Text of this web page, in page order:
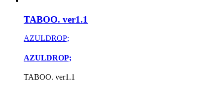
TABOO. ver1.1
AZULDROP;
AZULDROP;
TABOO. ver1.1